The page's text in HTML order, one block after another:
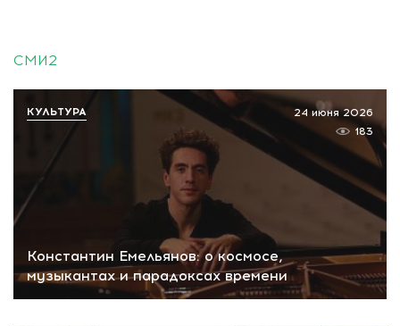
СМИ2
Константин Емельянов: о космосе,
музыкантах и парадоксах времени
24 июня 2026
183
КУЛЬТУРА